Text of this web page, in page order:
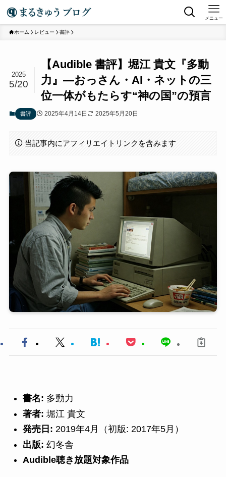
メニュー
ホーム レビュー 書評
【Audible 書評】堀江 貴文『多動
力』—おっさん・AI・ネットの三
位一体がもたらす“神の国”の預言
2025
5/20
書評 2025年4月14日 2025年5月20日
当記事内にアフィリエイトリンクを含みます
書名: 多動力
著者: 堀江 貴文
発売日: 2019年4月（初版: 2017年5月）
出版: 幻冬舎
Audible聴き放題対象作品